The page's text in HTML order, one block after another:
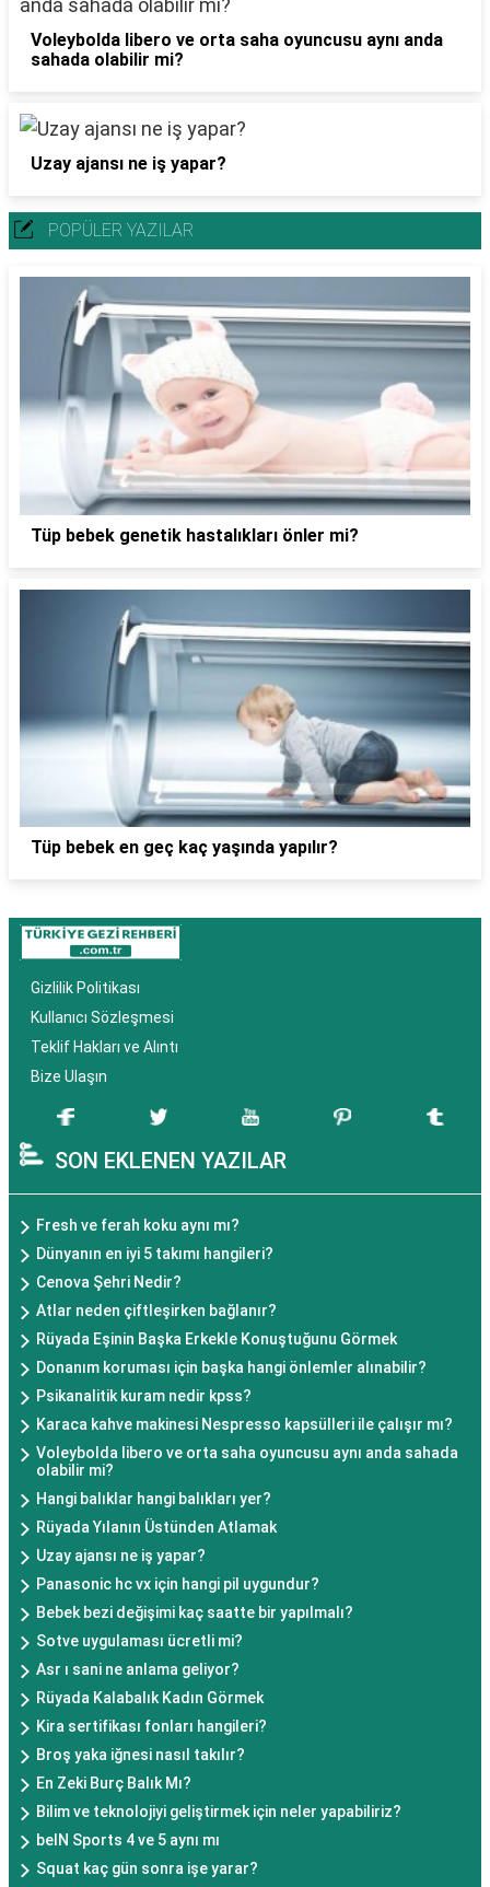
Voleybolda libero ve orta saha oyuncusu aynı anda
sahada olabilir mi?
Uzay ajansı ne iş yapar?
POPÜLER YAZILAR
Tüp bebek genetik hastalıkları önler mi?
Tüp bebek en geç kaç yaşında yapılır?
Gizlilik Politikası
Kullanıcı Sözleşmesi
Teklif Hakları ve Alıntı
Bize Ulaşın
SON EKLENEN YAZILAR
Fresh ve ferah koku aynı mı?
Dünyanın en iyi 5 takımı hangileri?
Cenova Şehri Nedir?
Atlar neden çiftleşirken bağlanır?
Rüyada Eşinin Başka Erkekle Konuştuğunu Görmek
Donanım koruması için başka hangi önlemler alınabilir?
Psikanalitik kuram nedir kpss?
Karaca kahve makinesi Nespresso kapsülleri ile çalışır mı?
Voleybolda libero ve orta saha oyuncusu aynı anda sahada
olabilir mi?
Hangi balıklar hangi balıkları yer?
Rüyada Yılanın Üstünden Atlamak
Uzay ajansı ne iş yapar?
Panasonic hc vx için hangi pil uygundur?
Bebek bezi değişimi kaç saatte bir yapılmalı?
Sotve uygulaması ücretli mi?
Asr ı sani ne anlama geliyor?
Rüyada Kalabalık Kadın Görmek
Kira sertifikası fonları hangileri?
Broş yaka iğnesi nasıl takılır?
En Zeki Burç Balık Mı?
Bilim ve teknolojiyi geliştirmek için neler yapabiliriz?
beIN Sports 4 ve 5 aynı mı
Squat kaç gün sonra işe yarar?